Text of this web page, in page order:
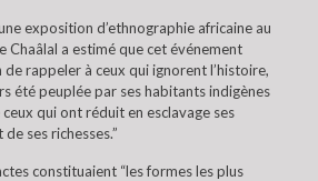
exposition d’ethnographie africaine au
Chaâlal a estimé que cet événement
de rappeler à ceux qui ignorent l’histoire,
été peuplée par ses habitants indigènes
qui ont réduit en esclavage ses
ses richesses.”
constituaient “les formes les plus